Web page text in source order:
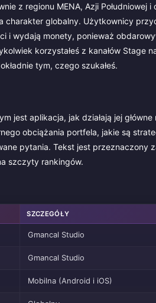
z regionu MENA, Azji
charakter globalny. Użytkownicy
i wydają monety, ponieważ
korzystałeś z kanałów Stage
tym, czego szukałeś.
jest aplikacja, jak działają jej
obciążania portfela, jakie są
pytania. Tekst jest
szczyty rankingów.
SZCZEGÓŁY
Gmancal Studio
Gmancal Studio
Mobilna (Android i iOS)